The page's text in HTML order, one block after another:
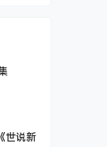
世说新